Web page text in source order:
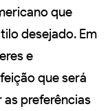
que
desejado. Em
e
que será
preferências